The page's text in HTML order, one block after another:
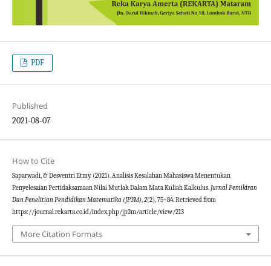
PDF
Published
2021-08-07
How to Cite
Saparwadi, & Desventri Etmy. (2021). Analisis Kesalahan Mahasiswa Menentukan
Penyelesaian Pertidaksamaan Nilai Mutlak Dalam Mata Kuliah Kalkulus. Jurnal Pemikiran
Dan Penelitian Pendidikan Matematika (JP3M),2(2), 75–84. Retrieved from
https://journal.rekarta.co.id/index.php/jp3m/article/view/213
More Citation Formats